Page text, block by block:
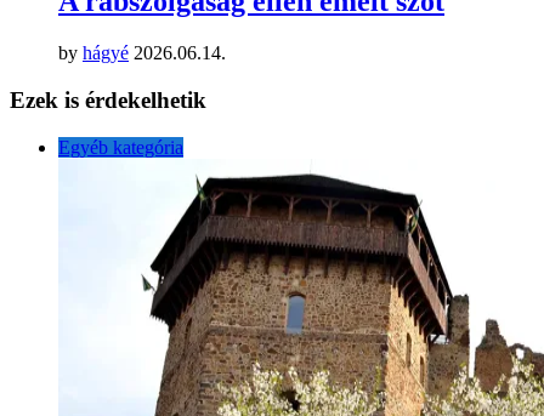
by hágyé 2026.06.14.
Ezek is érdekelhetik
Egyéb kategória